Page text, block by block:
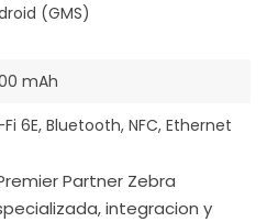
(GMS)
mAh
6E, Bluetooth, NFC, Ethernet
Partner Zebra
integracion y